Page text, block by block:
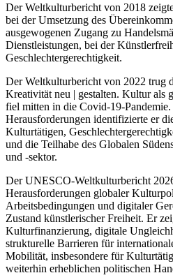
Der Weltkulturbericht von 2018
bei der Umsetzung des
ausgewogenen Zugang zu
Dienstleistungen, bei der
Geschlechtergerechtigkeit.
Der Weltkulturbericht von 2022 trug
Kreativität neu | gestalten. Kultur als
fiel mitten in die Covid-19-
Herausforderungen identifizierte er
Kulturtätigen,
und die Teilhabe des Globalen
und -sektor.
Der UNESCO‑Weltkulturbericht
Herausforderungen globaler
Arbeitsbedingungen und digitaler
Zustand künstlerischer Freiheit. Er
Kulturfinanzierung, digitale
strukturelle Barrieren für
Mobilität, insbesondere für
weiterhin erheblichen politischen